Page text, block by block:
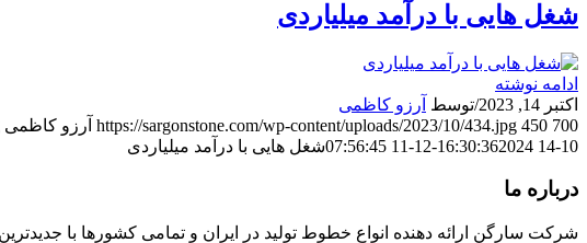
شغل هایی با درآمد میلیاردی
ادامه نوشته
اکتبر 14, 2023
/توسط آرزو کاظمی
https://sargonstone.com/wp-content/uploads/2023/10/434.jpg 450 700 آرزو کاظمی
10-14 16:30:36
2024-12-11 07:56:45 شغل هایی با درآمد میلیاردی
درباره ما
شرکت سارگن ارائه دهنده انواع خطوط تولید در ایران و تمامی کشورها با جدیدترین متد و تکنولوژی روز